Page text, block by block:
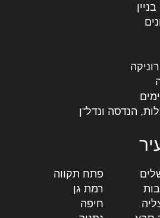
הנדסה ונדל"ן
פתח תקווה
רמת גן
חיפה